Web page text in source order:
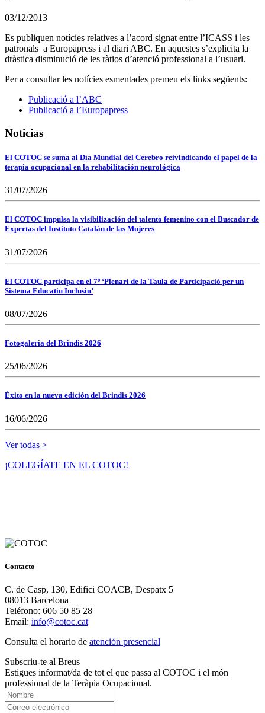
03/12/2013
Es publiquen notícies relatives a l’acord signat entre l’ICASS i les
patronals a Europapress i al diari ABC. En aquestes s’explicita la
dràstica disminució de les ràtios d’atenció professional a l’usuari.
Per a consultar les notícies esmentades premeu els links següents:
Publicació a l’ABC
Publicació a l’Europapress
Noticias
El COTOC se suma al Día Mundial del Cerebro reivindicando el papel de la
terapia ocupacional en la rehabilitación neurológica
31/07/2026
El COTOC impulsa la visibilización del talento femenino con el Buscador de
Expertas del Instituto Catalán de las Mujeres
31/07/2026
El COTOC participa en el 7º ‘Plenari de la Taula de Participació per un
Sistema Educatiu Inclusiu’
08/07/2026
Fotogaleria del Brindis 2026
25/06/2026
Éxito en la nueva edición del Brindis 2026
16/06/2026
Ver todas >
¡COLEGÍATE EN EL COTOC!
Contacto
C. de Casp, 130, Edifici COACB, Despatx 5
08013 Barcelona
Teléfono: 606 50 85 28
Email: info@cotoc.cat
Consulta el horario de atención presencial
Subscriu-te al Breus
Estigues informat/da de tot el que passa al COTOC i el món
professional de la Teràpia Ocupacional.